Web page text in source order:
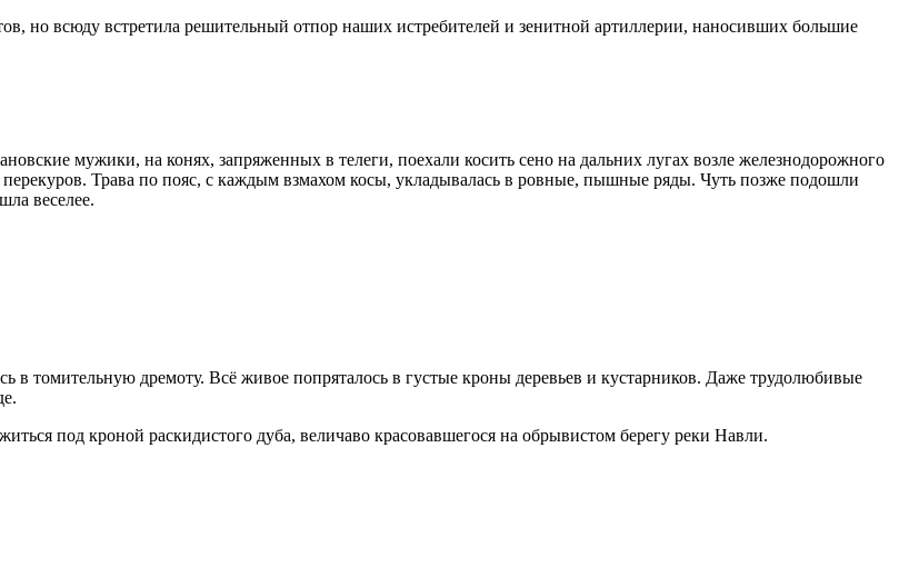
но всюду встретила решительный отпор наших истребителей и зенитной артиллерии, наносивших большие
мужики, на конях, запряженных в телеги, поехали косить сено на дальних лугах возле железнодорожного
Трава по пояс, с каждым взмахом косы, укладывалась в ровные, пышные ряды. Чуть позже подошли
веселее.
в томительную дремоту. Всё живое попряталось в густые кроны деревьев и кустарников. Даже трудолюбивые
под кроной раскидистого дуба, величаво красовавшегося на обрывистом берегу реки Навли.